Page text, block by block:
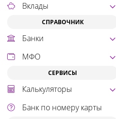
Вклады
СПРАВОЧНИК
Банки
МФО
СЕРВИСЫ
Калькуляторы
Банк по номеру карты